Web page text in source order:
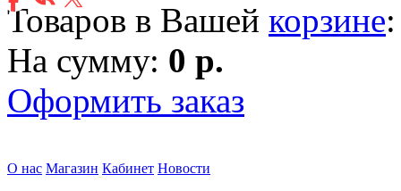
Товаров в Вашей корзине
На сумму: 0 р.
Оформить заказ
О нас Магазин Кабинет Новости